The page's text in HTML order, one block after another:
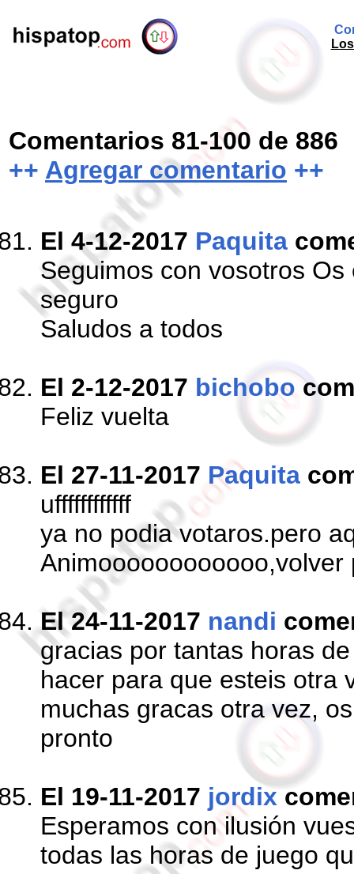
Comentarios 81-100 de 886
++ Agregar comentario ++
El 4-12-2017 Paquita
Seguimos con vosotros
seguro
Saludos a todos
El 2-12-2017 bichobo
Feliz vuelta
El 27-11-2017 Paquita
uffffffffffff
ya no podia votaros.pero
Animoooooooooooo,volver
El 24-11-2017 nandi
gracias por tantas horas
hacer para que esteis otra
muchas gracas otra vez,
pronto
El 19-11-2017 jordix
Esperamos con ilusión
todas las horas de juego